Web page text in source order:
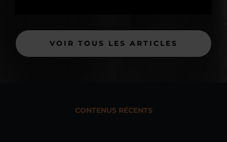
VOIR TOUS LES ARTICLES
CONTENUS RÉCENTS